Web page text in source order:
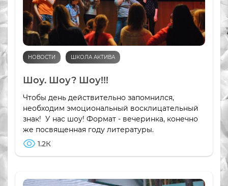
НОВОСТИ ШКОЛА АКТИВА
Шоу. Шоу? Шоу!!!
Чтобы день действительно запомнился,
необходим эмоциональный восклицательный
знак! У нас шоу! Формат - вечеринка, конечно
же посвященная году литературы.
1.2К